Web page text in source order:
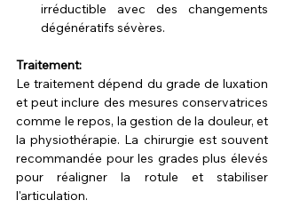
irréductible avec des changements
dégénératifs sévères.
Traitement:
Le traitement dépend du grade de luxation
et peut inclure des mesures conservatrices
comme le repos, la gestion de la douleur, et
la physiothérapie. La chirurgie est souvent
recommandée pour les grades plus élevés
pour réaligner la rotule et stabiliser
l'articulation.